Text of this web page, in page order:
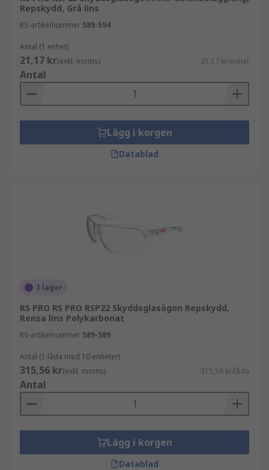
Repskydd, Grå lins
RS-artikelnummer 589-594
Antal (1 enhet)
21,17 kr(exkl. moms) 21,17 kr/enhet
Antal
Lägg i korgen
Datablad
I lager
RS PRO RS PRO RSP22 Skyddsglasögon Repskydd,
Rensa lins Polykarbonat
RS-artikelnummer 589-589
Antal (1 låda med 10 enheter)
315,56 kr(exkl. moms) 315,56 kr/låda
Antal
Lägg i korgen
Datablad